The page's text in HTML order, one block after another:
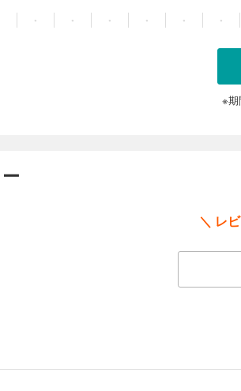
・ ・ ・ ・ ・ ・
※期
＼ レ